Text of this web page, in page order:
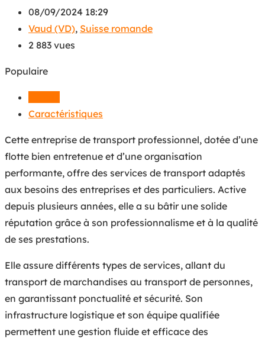
08/09/2024 18:29
Vaud (VD), Suisse romande
2 883 vues
Populaire
Caractéristiques
Cette entreprise de transport professionnel, dotée d’une
flotte bien entretenue et d’une organisation
performante, offre des services de transport adaptés
aux besoins des entreprises et des particuliers. Active
depuis plusieurs années, elle a su bâtir une solide
réputation grâce à son professionnalisme et à la qualité
de ses prestations.
Elle assure différents types de services, allant du
transport de marchandises au transport de personnes,
en garantissant ponctualité et sécurité. Son
infrastructure logistique et son équipe qualifiée
permettent une gestion fluide et efficace des